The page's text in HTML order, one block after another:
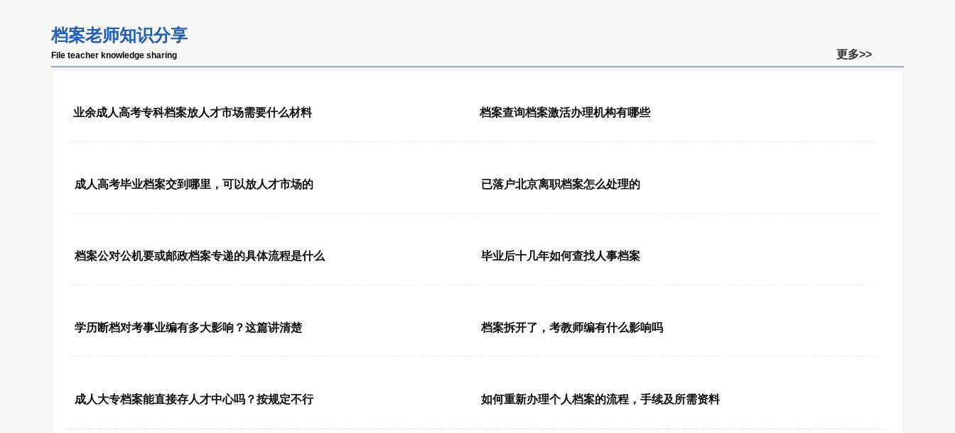
档案老师知识分享
File teacher knowledge sharing 更多>>
业余成人高考专科档案放人才市场需要什么材料 档案查询档案激活办理机构有哪些
成人高考毕业档案交到哪里，可以放人才市场的 已落户北京离职档案怎么处理的
档案公对公机要或邮政档案专递的具体流程是什么 毕业后十几年如何查找人事档案
学历断档对考事业编有多大影响？这篇讲清楚 档案拆开了，考教师编有什么影响吗
成人大专档案能直接存人才中心吗？按规定不行 如何重新办理个人档案的流程，手续及所需资料